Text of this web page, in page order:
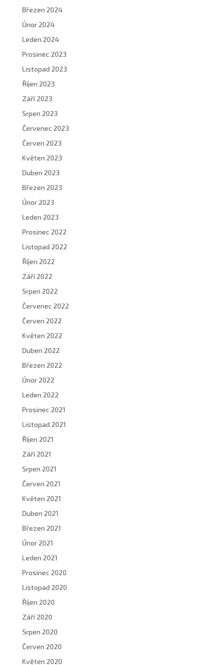
Březen 2024
Únor 2024
Leden 2024
Prosinec 2023
Listopad 2023
Říjen 2023
Září 2023
Srpen 2023
Červenec 2023
Červen 2023
Květen 2023
Duben 2023
Březen 2023
Únor 2023
Leden 2023
Prosinec 2022
Listopad 2022
Říjen 2022
Září 2022
Srpen 2022
Červenec 2022
Červen 2022
Květen 2022
Duben 2022
Březen 2022
Únor 2022
Leden 2022
Prosinec 2021
Listopad 2021
Říjen 2021
Září 2021
Srpen 2021
Červen 2021
Květen 2021
Duben 2021
Březen 2021
Únor 2021
Leden 2021
Prosinec 2020
Listopad 2020
Říjen 2020
Září 2020
Srpen 2020
Červen 2020
Květen 2020